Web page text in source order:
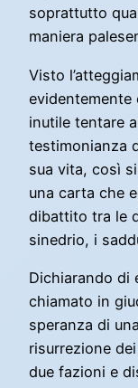
soprattutto
maniera
Visto
evidentemente
inutile tentare
testimonianza
sua vita, così
una carta che
dibattito tra le
sinedrio, i
Dichiarando di
chiamato in
speranza di
risurrezione
due fazioni e